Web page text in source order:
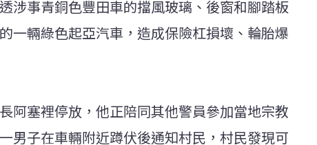
涉事青銅色豐田車的擋風玻璃、後窗和腳踏板
一輛綠色起亞汽車，造成保險杠損壞、輪胎爆
阿塞裡停放，他正陪同其他警員參加當地宗教
男子在車輛附近蹲伏後通知村民，村民發現可